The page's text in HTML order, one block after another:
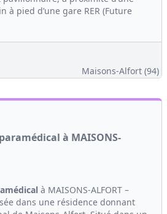
à pied d’une gare RER (Future
Maisons-Alfort (94)
à MAISONS-
à MAISONS-ALFORT –
dans une résidence donnant